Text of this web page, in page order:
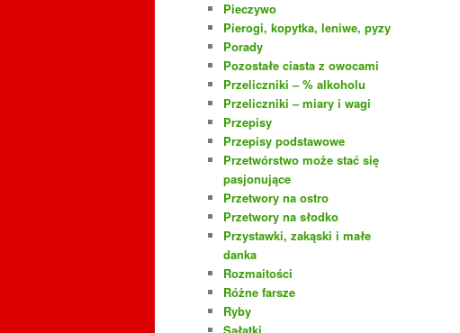
Pieczywo
Pierogi, kopytka, leniwe, pyzy
Porady
Pozostałe ciasta z owocami
Przeliczniki – % alkoholu
Przeliczniki – miary i wagi
Przepisy
Przepisy podstawowe
Przetwórstwo może stać się
pasjonujące
Przetwory na ostro
Przetwory na słodko
Przystawki, zakąski i małe
danka
Rozmaitości
Różne farsze
Ryby